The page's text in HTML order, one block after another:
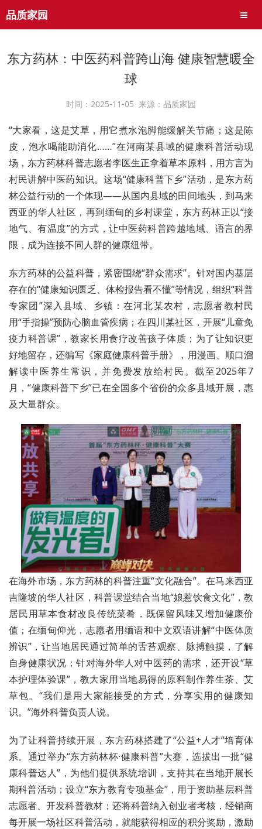
品质家园 导航
东方药林：中医药科普跨山海 健康智慧暖全
球
时间：2025-11-05 来源：品质家园
“大家看，这是艾草，用它煮水泡脚能缓解关节痛；这是陈
皮，泡水喝能助消化……”在河南某县域的健康科普活动现
场，东方药林科普志愿者李医生正拿着草本原料，用方言为
村民讲解中医药知识。这场“健康科普下乡”活动，是东方药
林公益行动的一个体现——从国内县域的田间地头，到马来
西亚的华人社区，再到缅甸的乡村课堂，东方药林正以“接
地气、有温度”的方式，让中医药科普跨越地域、语言的界
限，成为连接不同人群的健康纽带。
东方药林的公益科普，紧密围绕“群众需求”。针对国内基层
存在的“健康知识匮乏、体检报告看不懂”等情况，组织“科普
专家团”深入县域、乡镇：在河北某农村，志愿者教村民
用“手指操”预防心脑血管疾病；在四川某社区，开展“儿童免
疫力科普课”，教家长用食疗改善孩子体质；为了让知识更
好地留存，还编写《家庭健康科普手册》，用漫画、顺口溜
解读中医养生常识，并免费发放给村民。截至2025年7
月，“健康科普下乡”已在全国多个省份的众多县域开展，惠
及大量群众。
在海外市场，东方药林的科普注重“文化融合”。在马来西亚
吉隆坡的华人社区，科普课堂结合当地“娘惹饮食文化”，教
居民用草本食材改良传统菜肴，既保留风味又增加健康价
值；在缅甸仰光，志愿者用缅语和中文双语讲解“中医体质
辨识”，让当地居民通过简单的舌苔观察、脉搏触摸，了解
自身健康状况；针对海外华人对中医药的需求，还开设“草
本护理体验课”，教大家用当地易得的原料制作养生茶、艾
草包。“我们是用大家能接受的方式，分享实用的健康知
识。”海外科普负责人说。
为了让科普持续开展，东方药林搭建了“公益+人才”培育体
系。通过举办“东方药林杯·健康科普”大赛，选拔出一批“健
康科普达人”，为他们提供系统培训，支持其在当地开展长
期科普活动；设立“东方教育专项基金”，用于资助基层科普
志愿者、开发科普教材；还将科普纳入创业者考核，经销商
每开展一场社区科普活动，就能获得相应的积分奖励，激励